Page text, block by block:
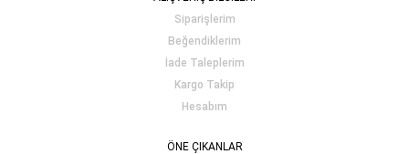
Siparişlerim
Beğendiklerim
İade Taleplerim
Kargo Takip
Hesabım
ÖNE ÇIKANLAR